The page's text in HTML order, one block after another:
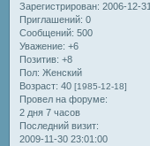
Зарегистрирован: 2006-12-31
Приглашений: 0
Сообщений: 500
Уважение: +6
Позитив: +8
Пол: Женский
Возраст: 40 [1985-12-18]
Провел на форуме:
2 дня 7 часов
Последний визит:
2009-11-30 23:01:00